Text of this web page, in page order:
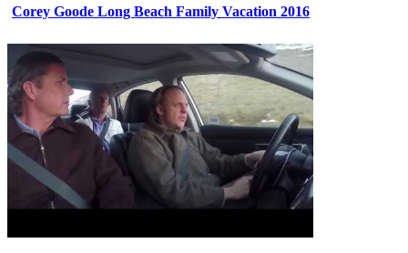
Corey Goode Long Beach Family Vacation 2016